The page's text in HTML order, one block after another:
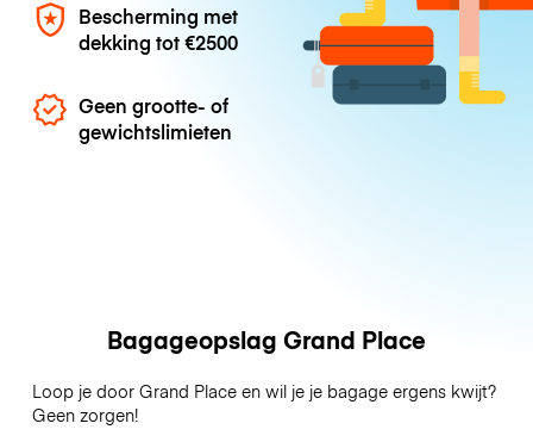
Bescherming met
dekking tot€2500
Geen grootte- of
gewichtslimieten
Bagageopslag Grand Place
Loop je door Grand Place en wil je je bagage ergens kwijt?
Geen zorgen!